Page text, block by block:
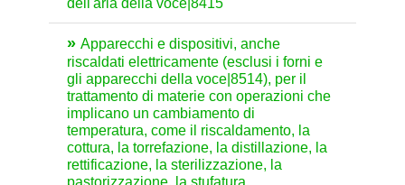
dell'aria della voce|8415
Apparecchi e dispositivi, anche
riscaldati elettricamente (esclusi i forni e
gli apparecchi della voce|8514), per il
trattamento di materie con operazioni che
implicano un cambiamento di
temperatura, come il riscaldamento, la
cottura, la torrefazione, la distillazione, la
rettificazione, la sterilizzazione, la